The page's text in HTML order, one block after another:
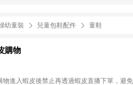
幼童裝 兒童包鞋配件 童鞋
購物
物進入蝦皮後禁止再透過蝦皮直播下單，避